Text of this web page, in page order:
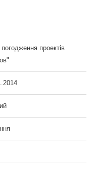
проектів